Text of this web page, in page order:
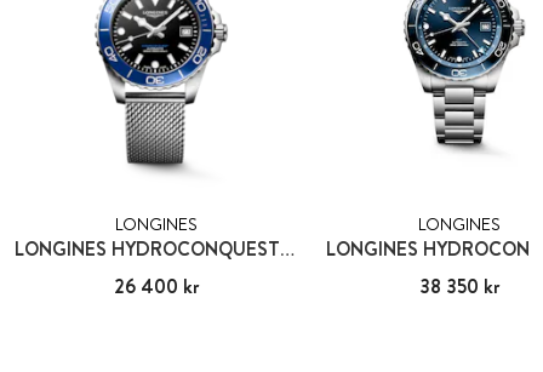
LONGINES
LONGINES HYDROCONQUEST 39 MM
Pris:26 400 kr
26 400 kr
LONGINES
LONGINES
Pris:38 350 kr
38 350 kr